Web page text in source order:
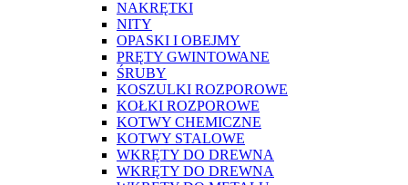
NAKRĘTKI
NITY
OPASKI I OBEJMY
PRĘTY GWINTOWANE
ŚRUBY
KOSZULKI ROZPOROWE
KOŁKI ROZPOROWE
KOTWY CHEMICZNE
KOTWY STALOWE
WKRĘTY DO DREWNA
WKRĘTY DO DREWNA